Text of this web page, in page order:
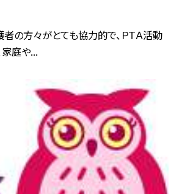
の方々がとても協力的で、ＰＴＡ活動
家庭や...